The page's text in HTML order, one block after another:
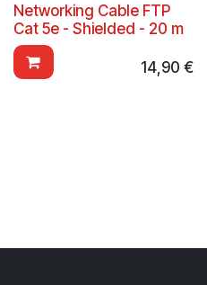
Networking Cable FTP
Cat 5e - Shielded - 20 m
14,90 €